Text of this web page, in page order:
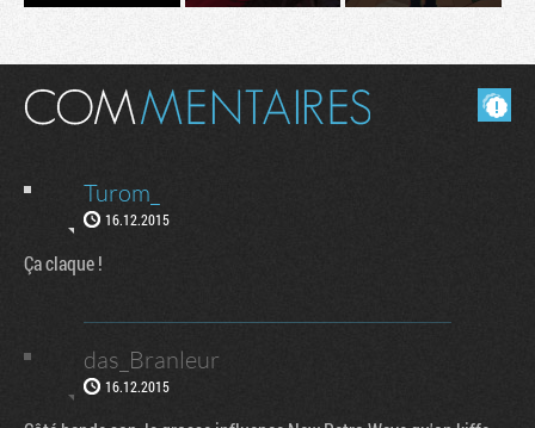
Masquer les commentaires lus.
Turom_
16.12.2015
Ça claque !
das_Branleur
16.12.2015